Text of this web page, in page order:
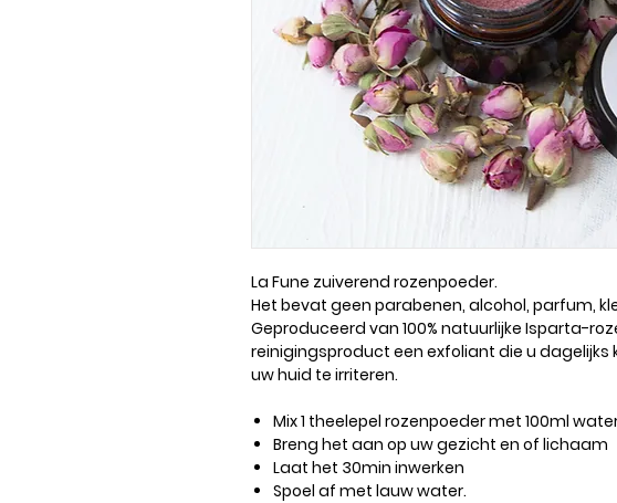
La Fune zuiverend rozenpoeder.
Het bevat geen parabenen, alcohol, parfum,
Geproduceerd van 100% natuurlijke Isparta-
reinigingsproduct een exfoliant die u dagelijks
uw huid te irriteren.
Mix 1 theelepel rozenpoeder met 100ml
Breng het aan op uw gezicht en of lichaam
Laat het 30min inwerken
Spoel af met lauw water.